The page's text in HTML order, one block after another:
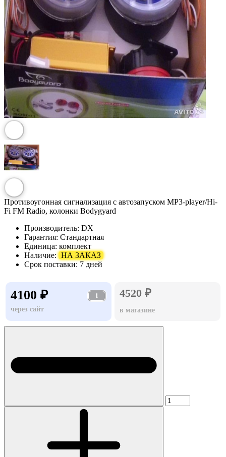
Противоугонная сигнализация с автозапуском MP3-player/Hi-
Fi FM Radio, колонки Bodygyard
Производитель: DX
Гарантия: Стандартная
Единица: комплект
Наличие: НА ЗАКАЗ
Срок поставки: 7 дней
4100 ₽
i
через сайт
4520 ₽
в магазине